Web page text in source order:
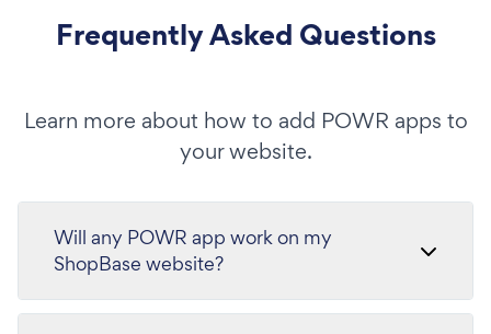
Frequently Asked Questions
Learn more about how to add POWR apps to
your website.
Will any POWR app work on my
ShopBase website?